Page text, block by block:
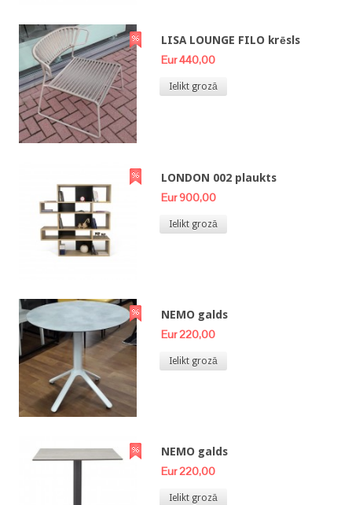
LISA LOUNGE FILO krēsls
Eur 440,00
Ielikt grozā
LONDON 002 plaukts
Eur 900,00
Ielikt grozā
NEMO galds
Eur 220,00
Ielikt grozā
NEMO galds
Eur 220,00
Ielikt grozā